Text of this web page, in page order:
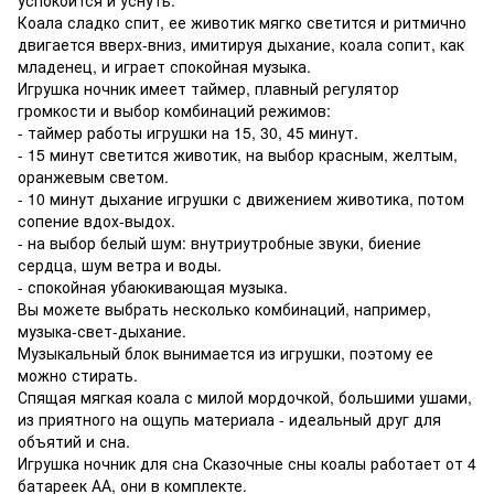
Коала сладко спит, ее животик мягко светится и ритмично
двигается вверх-вниз, имитируя дыхание, коала сопит, как
младенец, и играет спокойная музыка.
Игрушка ночник имеет таймер, плавный регулятор
громкости и выбор комбинаций режимов:
- таймер работы игрушки на 15, 30, 45 минут.
- 15 минут светится животик, на выбор красным, желтым,
оранжевым светом.
- 10 минут дыхание игрушки с движением животика, потом
сопение вдох-выдох.
- на выбор белый шум: внутриутробные звуки, биение
сердца, шум ветра и воды.
- спокойная убаюкивающая музыка.
Вы можете выбрать несколько комбинаций, например,
музыка-свет-дыхание.
Музыкальный блок вынимается из игрушки, поэтому ее
можно стирать.
Спящая мягкая коала с милой мордочкой, большими ушами,
из приятного на ощупь материала - идеальный друг для
объятий и сна.
Игрушка ночник для сна Сказочные сны коалы работает от 4
батареек АА, они в комплекте.